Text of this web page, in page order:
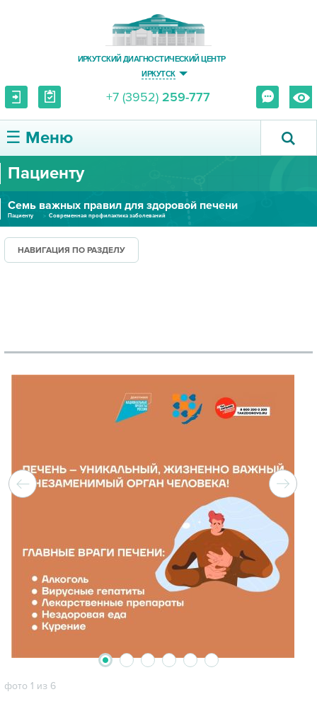
ИРКУТСКИЙ ДИАГНОСТИЧЕСКИЙ ЦЕНТР
ИРКУТСК
+7 (3952) 259-777
☰ Меню
О ЦЕНТРЕ
УСЛУГИ И ЦЕНЫ
ПАЦИЕНТУ
Пациенту
Семь важных правил для здоровой печени
Пациенту Современная профилактика заболеваний
НАВИГАЦИЯ ПО РАЗДЕЛУ
фото 1 из 6